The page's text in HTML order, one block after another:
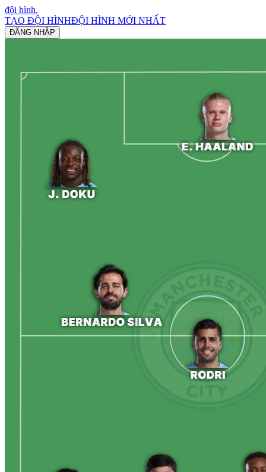
đội hình.
TẠO ĐỘI HÌNHĐỘI HÌNH MỚI NHẤT
ĐĂNG NHẬP